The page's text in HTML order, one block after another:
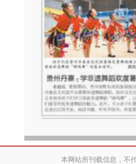
本网站所刊载信息，不